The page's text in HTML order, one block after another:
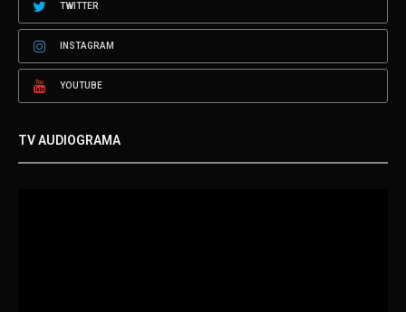
TWITTER
INSTAGRAM
YOUTUBE
TV AUDIOGRAMA